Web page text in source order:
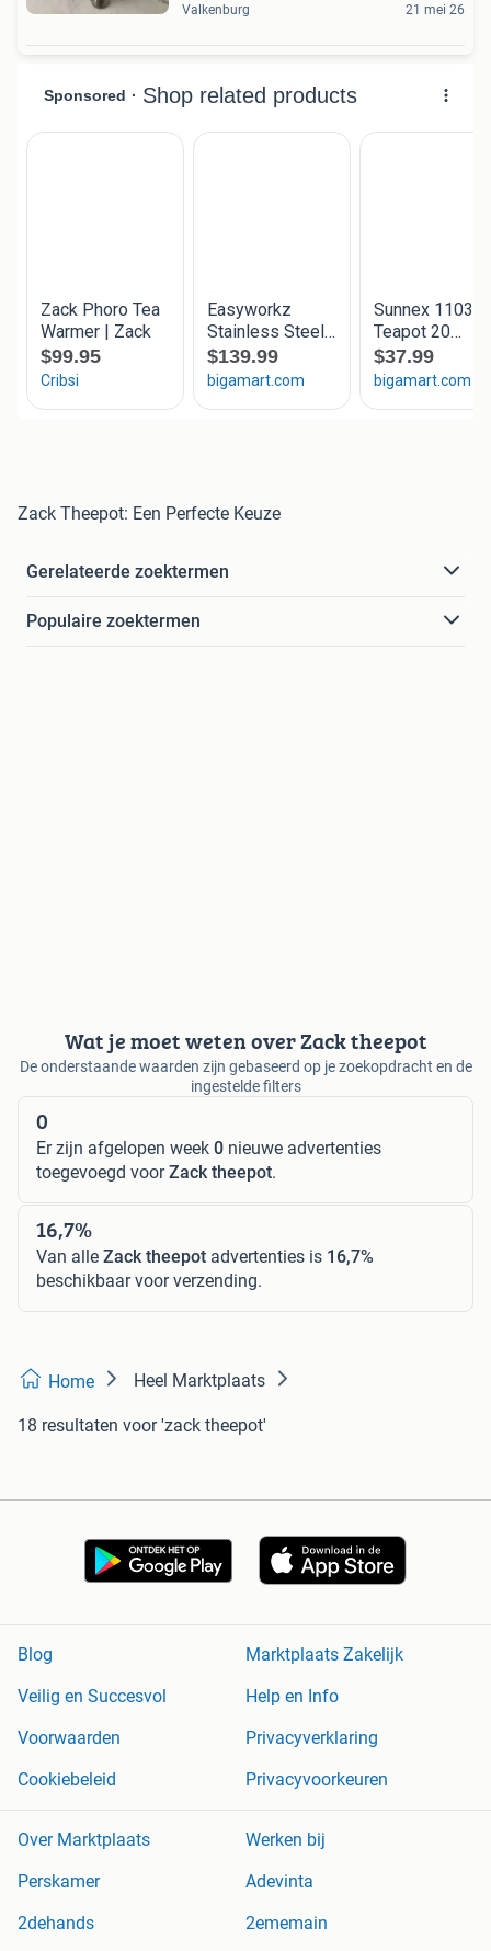
Valkenburg 21 mei 26
Zack Theepot: Een Perfecte Keuze
Gerelateerde zoektermen
Populaire zoektermen
Wat je moet weten over Zack theepot
De onderstaande waarden zijn gebaseerd op je zoekopdracht en de
ingestelde filters
0
Er zijn afgelopen week 0 nieuwe advertenties
toegevoegd voorZack theepot.
16,7%
Van alle Zack theepot advertenties is 16,7%
beschikbaar voor verzending.
Home Heel Marktplaats
18 resultaten voor 'zack theepot'
Blog
Marktplaats Zakelijk
Veilig en Succesvol
Help en Info
Voorwaarden
Privacyverklaring
Cookiebeleid
Privacyvoorkeuren
Over Marktplaats
Werken bij
Perskamer
Adevinta
2dehands
2ememain